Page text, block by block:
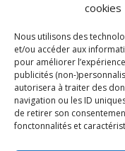
cookies
Nous utilisons des
et/ou accéder aux
pour améliorer
publicités (non-
autorisera à traiter des
navigation ou les ID
de retirer son
fonctonnalités et
Jeux Olympiques
Jeux paralympiques
Judo
Karaté